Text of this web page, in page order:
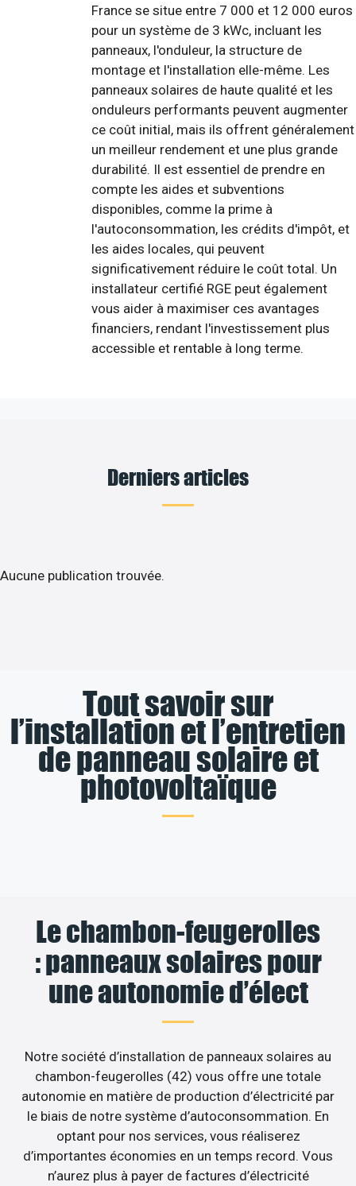
France se situe entre 7 000 et 12 000 euros
pour un système de 3 kWc, incluant les
panneaux, l'onduleur, la structure de
montage et l'installation elle-même. Les
panneaux solaires de haute qualité et les
onduleurs performants peuvent augmenter
ce coût initial, mais ils offrent généralement
un meilleur rendement et une plus grande
durabilité. Il est essentiel de prendre en
compte les aides et subventions
disponibles, comme la prime à
l'autoconsommation, les crédits d'impôt, et
les aides locales, qui peuvent
significativement réduire le coût total. Un
installateur certifié RGE peut également
vous aider à maximiser ces avantages
financiers, rendant l'investissement plus
accessible et rentable à long terme.
Derniers articles
Aucune publication trouvée.
Tout savoir sur
l’installation et l’entretien
de panneau solaire et
photovoltaïque
Le chambon-feugerolles
: panneaux solaires pour
une autonomie d’élect
Notre société d’installation de panneaux solaires au
chambon-feugerolles (42) vous offre une totale
autonomie en matière de production d’électricité par
le biais de notre système d’autoconsommation. En
optant pour nos services, vous réaliserez
d’importantes économies en un temps record. Vous
n’aurez plus à payer de factures d’électricité